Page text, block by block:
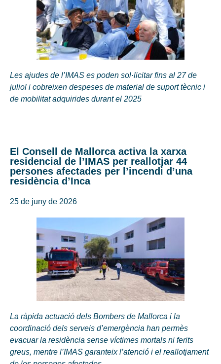
Les ajudes de l’IMAS es poden sol·licitar fins al 27 de
juliol i cobreixen despeses de material de suport tècnic i
de mobilitat adquirides durant el 2025
El Consell de Mallorca activa la xarxa
residencial de l’IMAS per reallotjar 44
persones afectades per l’incendi d’una
residència d’Inca
25 de juny de 2026
La ràpida actuació dels Bombers de Mallorca i la
coordinació dels serveis d’emergència han permès
evacuar la residència sense víctimes mortals ni ferits
greus, mentre l’IMAS garanteix l’atenció i el reallotjament